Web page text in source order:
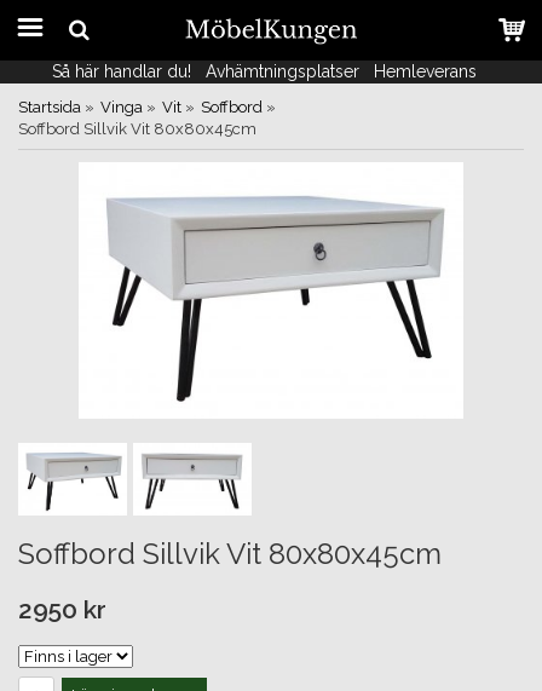
Så här handlar du! Avhämtningsplatser Hemleverans
Så här handlar du! Avhämtningsplatser Hemleverans
Startsida » Vinga » Vit » Soffbord »
Soffbord Sillvik Vit 80x80x45cm
Soffbord Sillvik Vit 80x80x45cm
2950 kr